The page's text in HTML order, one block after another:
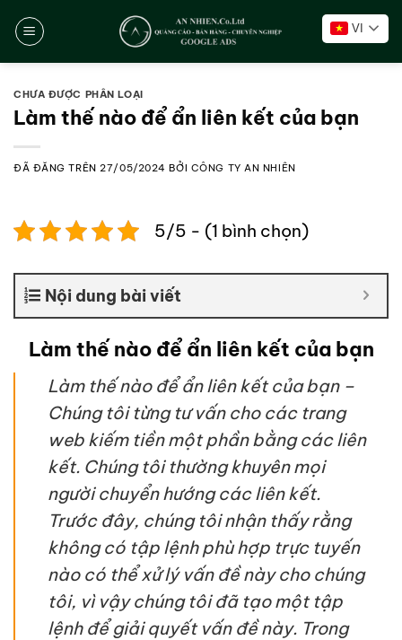
đến
VI
CHƯA ĐƯỢC PHÂN LOẠI
Làm thế nào để ẩn liên kết của bạn
ĐÃ ĐĂNG TRÊN 27/05/2024 BỞI CÔNG TY AN NHIÊN
5/5 - (1 bình chọn)
Nội dung bài viết
Làm thế nào để ẩn liên kết của bạn
Làm thế nào để ẩn liên kết của bạn –
Chúng tôi từng tư vấn cho các trang
web kiếm tiền một phần bằng các liên
kết. Chúng tôi thường khuyên mọi
người chuyển hướng các liên kết.
Trước đây, chúng tôi nhận thấy rằng
không có tập lệnh phù hợp trực tuyến
nào có thể xử lý vấn đề này cho chúng
tôi, vì vậy chúng tôi đã tạo một tập
lệnh để giải quyết vấn đề này. Trong